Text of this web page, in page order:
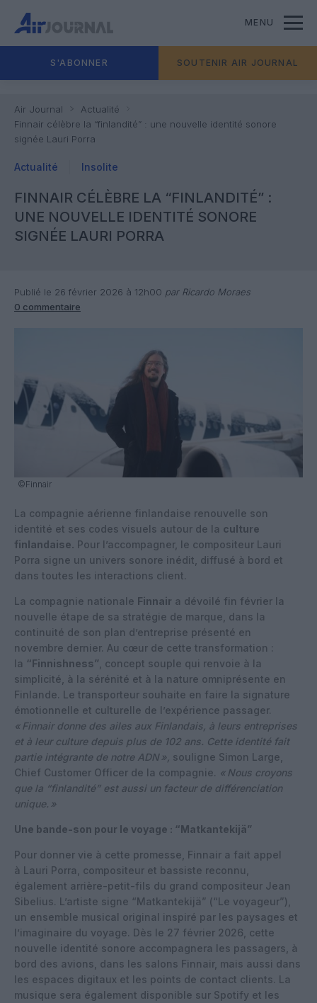
MENU
S'ABONNER SOUTENIR AIR JOURNAL
Air Journal
Actualité
Finnair célèbre la “finlandité” : une nouvelle identité sonore
signée Lauri Porra
Actualité Insolite
FINNAIR CÉLÈBRE LA “FINLANDITÉ” :
UNE NOUVELLE IDENTITÉ SONORE
SIGNÉE LAURI PORRA
Publié le 26 février 2026 à 12h00 par Ricardo Moraes
0 commentaire
©Finnair
La compagnie aérienne finlandaise renouvelle son
identité et ses codes visuels autour de la culture
finlandaise. Pour l’accompagner, le compositeur Lauri
Porra signe un univers sonore inédit, diffusé à bord et
dans toutes les interactions client.
La compagnie nationale Finnair a dévoilé fin février la
nouvelle étape de sa stratégie de marque, dans la
continuité de son plan d’entreprise présenté en
novembre dernier. Au cœur de cette transformation :
la “Finnishness” , concept souple qui renvoie à la
simplicité, à la sérénité et à la nature omniprésente en
Finlande. Le transporteur souhaite en faire la signature
émotionnelle et culturelle de l’expérience passager.
« Finnair donne des ailes aux Finlandais, à leurs entreprises
et à leur culture depuis plus de 102 ans. Cette identité fait
partie intégrante de notre ADN», souligne Simon Large,
Chief Customer Officer de la compagnie. « Nous croyons
que la “finlandité” est aussi un facteur de différenciation
unique. »
Une bande-son pour le voyage : “Matkantekijä”
Pour donner vie à cette promesse, Finnair a fait appel
à Lauri Porra, compositeur et bassiste reconnu,
également arrière-petit-fils du grand compositeur Jean
Sibelius. L’artiste signe “Matkantekijä” (“Le voyageur”),
un ensemble musical original inspiré par les paysages et
l’imaginaire du voyage. Dès le 27 février 2026, cette
nouvelle identité sonore accompagnera les passagers, à
bord des avions, dans les salons Finnair, mais aussi dans
les espaces digitaux et les points de contact clients. La
musique sera également disponible sur Spotify et les